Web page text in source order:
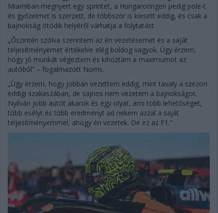
Miamiban megnyert egy sprintet, a Hungaroringen pedig pole-t
és győzelmet is szerzett, de többször is kiesett eddig, és csak a
bajnokság ötödik helyéről várhatja a folytatást.
„Őszintén szólva szerintem az én vezetésemet és a saját
teljesítményemet értékelve elég boldog vagyok. Úgy érzem,
hogy jó munkát végeztem és kihoztam a maximumot az
autóból” – fogalmazott Norris.
„Úgy érzem, hogy jobban vezettem eddig, mint tavaly a szezon
eddigi szakaszában, de sajnos nem vezetem a bajnokságot.
Nyilván jobb autót akarok és egy olyat, ami több lehetőséget,
több esélyt és több eredményt ad nekem azzal a saját
teljesítményemmel, ahogy én vezetek. De ez az F1.”